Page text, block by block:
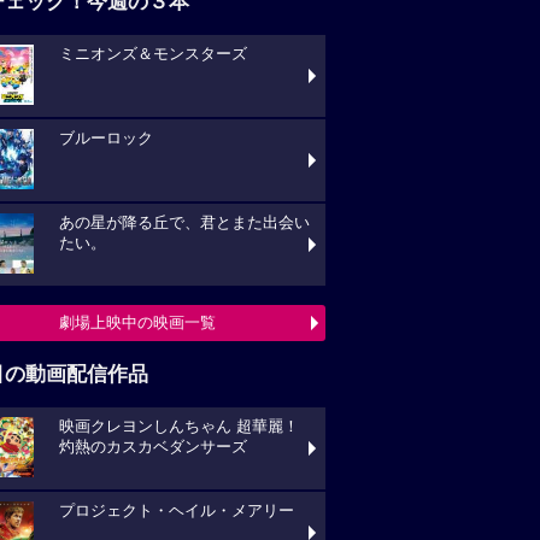
ミニオンズ＆モンスターズ
ブルーロック
あの星が降る丘で、君とまた出会い
たい。
劇場上映中の映画一覧
の動画配信作品
映画クレヨンしんちゃん 超華麗！
灼熱のカスカベダンサーズ
プロジェクト・ヘイル・メアリー